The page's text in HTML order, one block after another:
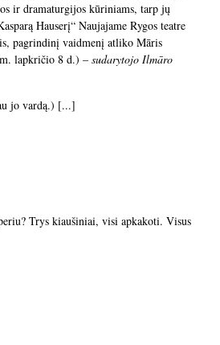
ir dramaturgijos kūriniams, tarp jų
Hauserį“ Naujajame Rygos teatre
pagrindinį vaidmenį atliko Māris
lapkričio 8 d.) – sudarytojo Ilmāro
jo vardą.) [...]
Trys kiaušiniai, visi apkakoti. Visus